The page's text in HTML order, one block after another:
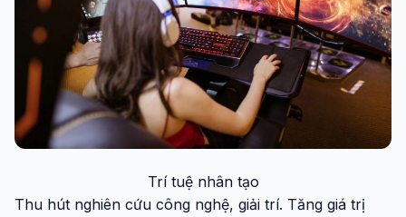
Trí tuệ nhân tạo
Thu hút nghiên cứu công nghệ, giải trí. Tăng giá trị